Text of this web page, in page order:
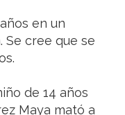
en un
cree que se
de 14 años
Maya mató a